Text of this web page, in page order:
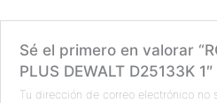
Sé el primero en valorar
PLUS DEWALT D25133K
Tu dirección de correo electrónico no